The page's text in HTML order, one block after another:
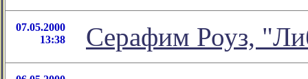
07.05.2000
13:38
Серафим Роуз,